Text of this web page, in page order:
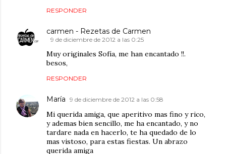
RESPONDER
carmen - Rezetas de Carmen
9 de diciembre de 2012 a las 0:25
Muy originales Sofía, me han encantado !!.
besos,
RESPONDER
María 9 de diciembre de 2012 a las 0:58
Mi querida amiga, que aperitivo mas fino y rico,
y ademas bien sencillo, me ha encantado, y no
tardare nada en hacerlo, te ha quedado de lo
mas vistoso, para estas fiestas. Un abrazo
querida amiga